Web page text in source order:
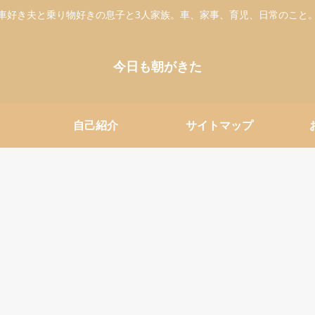
好き夫と乗り物好きの息子と3人家族。車、家事、育児、日常のこと。
今日も朝がきた
自己紹介 サイトマップ